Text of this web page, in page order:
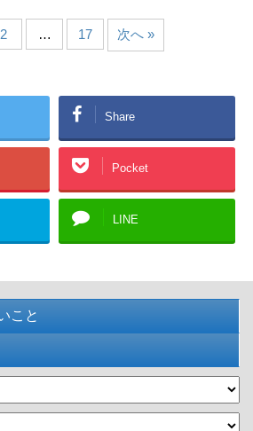
2 … 17 次へ »
Share
Pocket
LINE
こと